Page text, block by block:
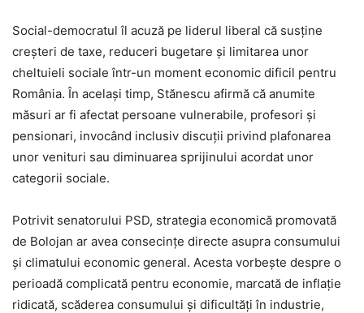
Social-democratul îl acuză pe liderul liberal că susține
creșteri de taxe, reduceri bugetare și limitarea unor
cheltuieli sociale într-un moment economic dificil pentru
România. În același timp, Stănescu afirmă că anumite
măsuri ar fi afectat persoane vulnerabile, profesori și
pensionari, invocând inclusiv discuții privind plafonarea
unor venituri sau diminuarea sprijinului acordat unor
categorii sociale.
Potrivit senatorului PSD, strategia economică promovată
de Bolojan ar avea consecințe directe asupra consumului
și climatului economic general. Acesta vorbește despre o
perioadă complicată pentru economie, marcată de inflație
ridicată, scăderea consumului și dificultăți în industrie,